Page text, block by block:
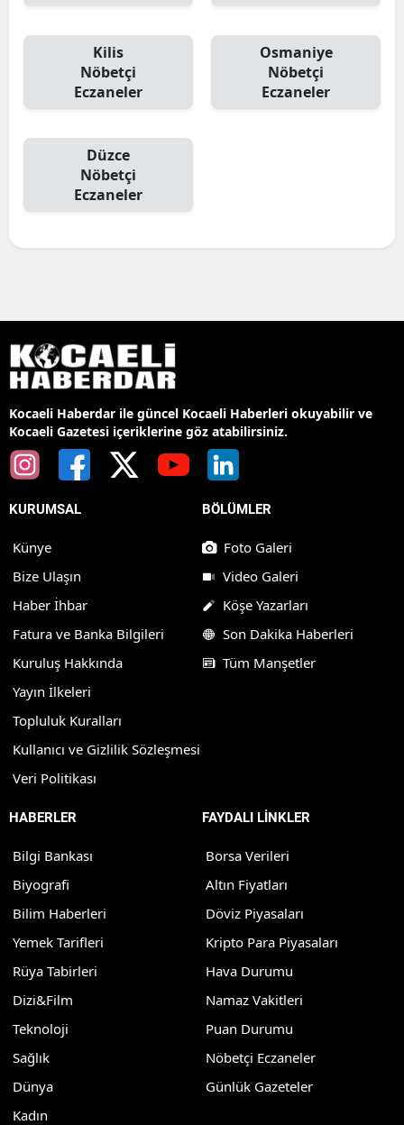
Kilis
Nöbetçi
Eczaneler
Osmaniye
Nöbetçi
Eczaneler
Düzce
Nöbetçi
Eczaneler
Kocaeli Haberdar ile güncel Kocaeli Haberleri okuyabilir ve
Kocaeli Gazetesi içeriklerine göz atabilirsiniz.
KURUMSAL
Künye
Bize Ulaşın
Haber İhbar
Fatura ve Banka Bilgileri
Kuruluş Hakkında
Yayın İlkeleri
Topluluk Kuralları
Kullanıcı ve Gizlilik Sözleşmesi
Veri Politikası
BÖLÜMLER
Foto Galeri
Video Galeri
Köşe Yazarları
Son Dakika Haberleri
Tüm Manşetler
HABERLER
Bilgi Bankası
Biyografi
Bilim Haberleri
Yemek Tarifleri
Rüya Tabirleri
Dizi&Film
Teknoloji
Sağlık
Dünya
Kadın
FAYDALI LİNKLER
Borsa Verileri
Altın Fiyatları
Döviz Piyasaları
Kripto Para Piyasaları
Hava Durumu
Namaz Vakitleri
Puan Durumu
Nöbetçi Eczaneler
Günlük Gazeteler